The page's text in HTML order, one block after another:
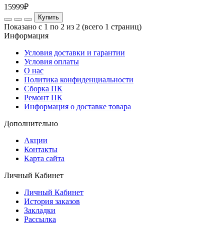
15999₽
Купить
Показано с 1 по 2 из 2 (всего 1 страниц)
Информация
Условия доставки и гарантии
Условия оплаты
О нас
Политика конфиденциальности
Сборка ПК
Ремонт ПК
Информация о доставке товара
Дополнительно
Акции
Контакты
Карта сайта
Личный Кабинет
Личный Кабинет
История заказов
Закладки
Рассылка